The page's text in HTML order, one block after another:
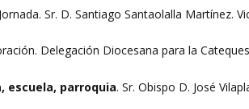
Sr. D. Santiago Santaolalla Martínez.
Delegación Diocesana para la
escuela, parroquia. Sr. Obispo D. José